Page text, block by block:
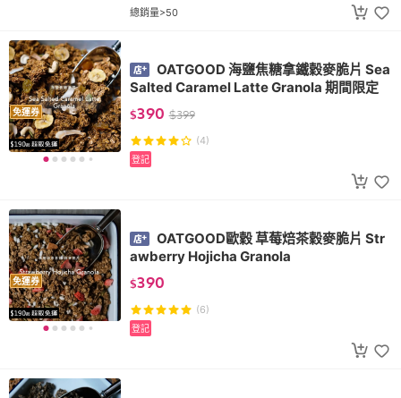
總銷量>50
免運券
OATGOOD 海鹽焦糖拿鐵穀麥脆片 Sea
Salted Caramel Latte Granola 期間限定
$390 $399
(4)
登記
免運券
OATGOOD歐穀 草莓焙茶穀麥脆片 Str
awberry Hojicha Granola
$390
(6)
登記